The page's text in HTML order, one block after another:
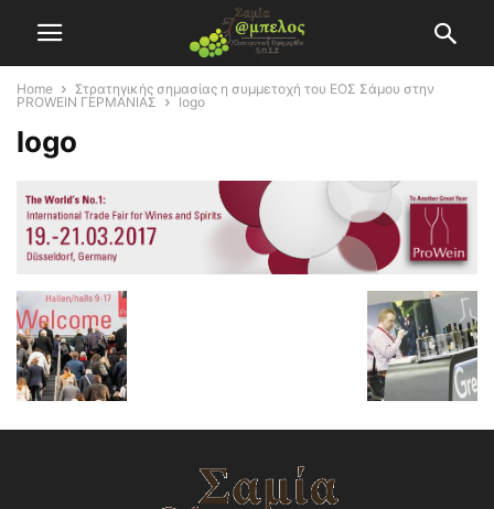
Home
Στρατηγικής σημασίας η συμμετοχή του ΕΟΣ Σάμου στην
PROWEIN ΓΕΡΜΑΝΙΑΣ
logo
logo